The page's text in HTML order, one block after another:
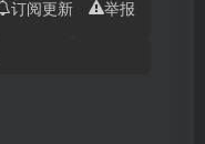
订阅更新 举报